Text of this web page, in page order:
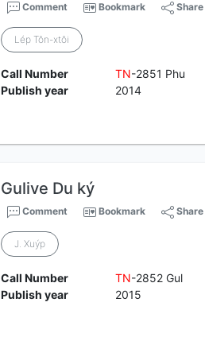
Comment Bookmark Share
Lép Tôn-xtôi
Call Number TN-2851 Phu
Publish year
2014
Gulive Du ký
Comment Bookmark Share
J. Xuýp
Call Number TN-2852 Gul
Publish year
2015